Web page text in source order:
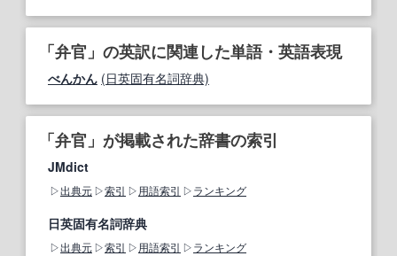
「弁官」の英訳に関連した単語・英語表現
べんかん (日英固有名詞辞典)
「弁官」が掲載された辞書の索引
JMdict
出典元 索引 用語索引 ランキング
日英固有名詞辞典
出典元 索引 用語索引 ランキング